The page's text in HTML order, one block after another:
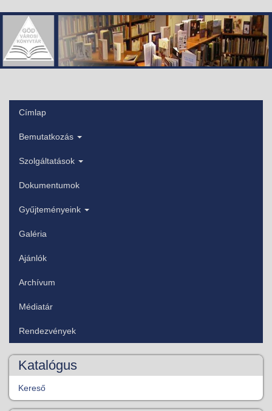
Ugrás
tartalomra
Főmenü
Címlap
Bemutatkozás
Szolgáltatások
Dokumentumok
Gyűjteményeink
Galéria
Ajánlók
Archívum
Médiatár
Rendezvények
Katalógus
Kereső